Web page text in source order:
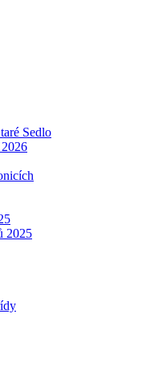
Sedlo
2025